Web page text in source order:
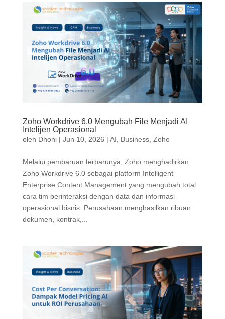
Zoho Workdrive 6.0 Mengubah File Menjadi AI
Intelijen Operasional
oleh Dhoni| Jun 10, 2026 | AI Business, Zoho
Melalui pembaruan terbarunya, Zoho menghadirkan
Zoho Workdrive 6.0 sebagai platform Intelligent
Enterprise Content Management yang mengubah total
cara tim berinteraksi dengan data dan informasi
operasional bisnis. Perusahaan menghasilkan ribuan
dokumen, kontrak,...